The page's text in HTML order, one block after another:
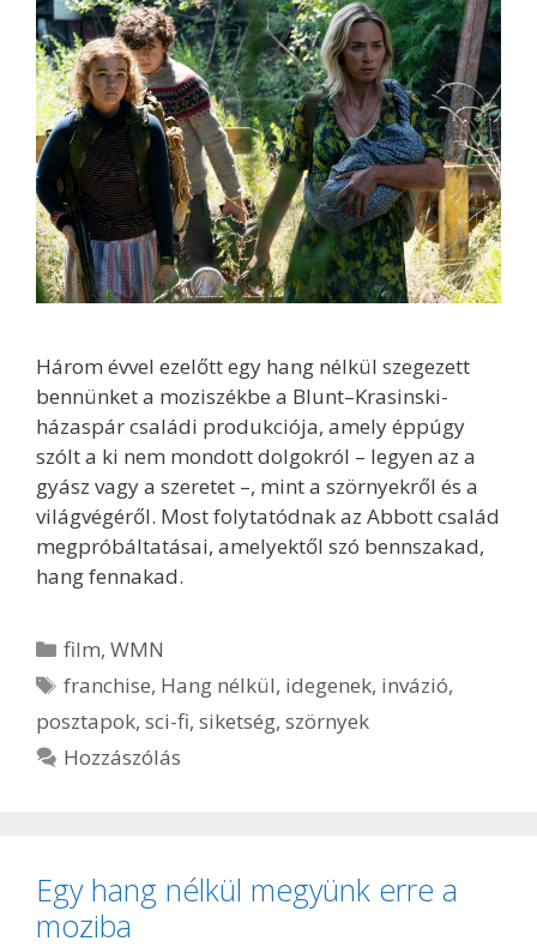
Három évvel ezelőtt egy hang nélkül szegezett
bennünket a moziszékbe a Blunt–Krasinski-
házaspár családi produkciója, amely éppúgy
szólt a ki nem mondott dolgokról – legyen az a
gyász vagy a szeretet –, mint a szörnyekről és a
világvégéről. Most folytatódnak az Abbott család
megpróbáltatásai, amelyektől szó bennszakad,
hang fennakad.
Kategória
film,WMN
Címkék
franchise, Hang nélkül, idegenek, invázió,
posztapok, sci-fi, siketség, szörnyek
Hozzászólás
Egy hang nélkül megyünk erre a
moziba